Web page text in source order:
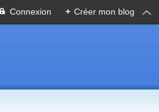
Connexion + Créer mon blog